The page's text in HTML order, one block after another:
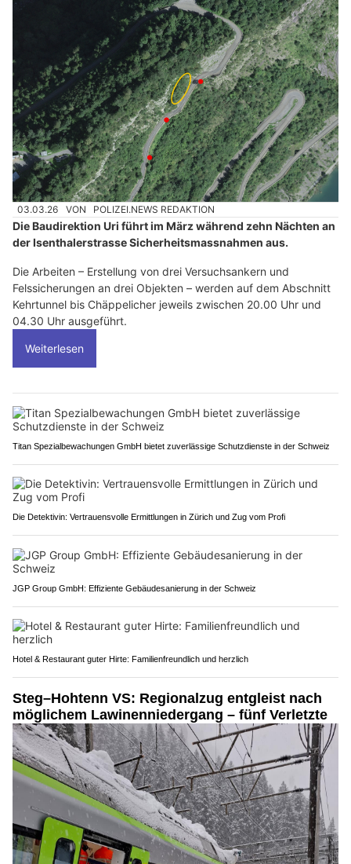
03.03.26 VON POLIZEI.NEWS REDAKTION
Die Baudirektion Uri führt im März während zehn Nächten an
der Isenthalerstrasse Sicherheitsmassnahmen aus.
Die Arbeiten – Erstellung von drei Versuchsankern und
Felssicherungen an drei Objekten – werden auf dem Abschnitt
Kehrtunnel bis Chäppelicher jeweils zwischen 20.00 Uhr und
04.30 Uhr ausgeführt.
Weiterlesen
Titan Spezialbewachungen GmbH bietet zuverlässige Schutzdienste in der Schweiz
Die Detektivin: Vertrauensvolle Ermittlungen in Zürich und Zug vom Profi
JGP Group GmbH: Effiziente Gebäudesanierung in der Schweiz
Hotel & Restaurant guter Hirte: Familienfreundlich und herzlich
Steg–Hohtenn VS: Regionalzug entgleist nach
möglichem Lawinenniedergang – fünf Verletzte